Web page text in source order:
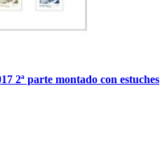
2ª parte montado con estuches